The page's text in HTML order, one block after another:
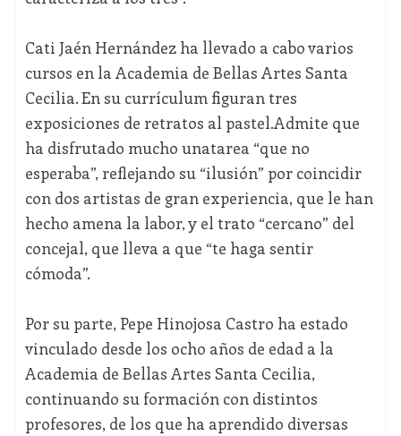
Cati Jaén Hernández ha llevado a cabo varios
cursos en la Academia de Bellas Artes Santa
Cecilia. En su currículum figuran tres
exposiciones de retratos al pastel.Admite que
ha disfrutado mucho unatarea “que no
esperaba”, reflejando su “ilusión” por coincidir
con dos artistas de gran experiencia, que le han
hecho amena la labor, y el trato “cercano” del
concejal, que lleva a que “te haga sentir
cómoda”.
Por su parte, Pepe Hinojosa Castro ha estado
vinculado desde los ocho años de edad a la
Academia de Bellas Artes Santa Cecilia,
continuando su formación con distintos
profesores, de los que ha aprendido diversas